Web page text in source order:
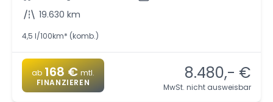
19.630 km
4,5 l/100km* (komb.)
ab 168 € mtl.
FINANZIEREN
8.480,- €
MwSt. nicht ausweisbar